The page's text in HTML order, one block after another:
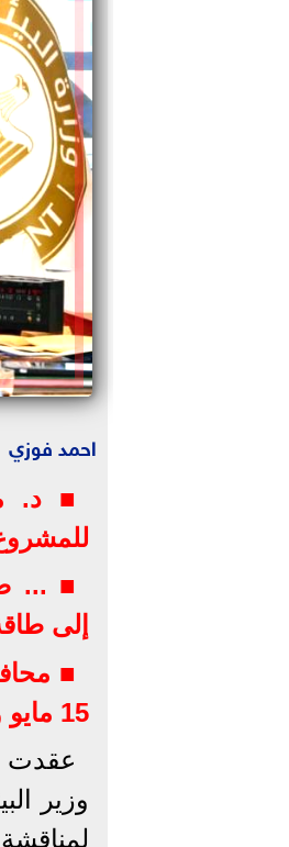
احمد فوزي
■ د.
■ ...
إلى
■
15 مايو وتطويره والتخلص من المخلفات الحيوانية بشكل بيئي آمن
عقدت
وزير